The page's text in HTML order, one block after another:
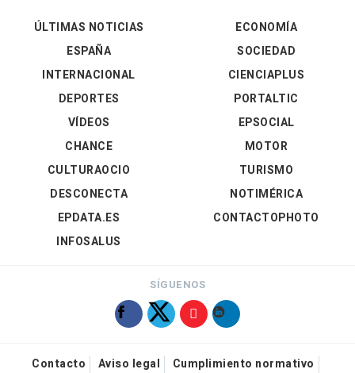
ÚLTIMAS NOTICIAS
ESPAÑA
INTERNACIONAL
DEPORTES
VÍDEOS
ECONOMÍA
SOCIEDAD
CIENCIAPLUS
PORTALTIC
EPSOCIAL
CHANCE
CULTURAOCIO
DESCONECTA
EPDATA.ES
INFOSALUS
MOTOR
TURISMO
NOTIMÉRICA
CONTACTOPHOTO
SÍGUENOS
Contacto Aviso legal Cumplimiento normativo